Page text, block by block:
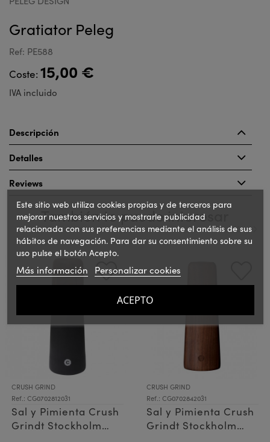
Gratiator Peleg
Ref: PE588
Coste: 15,00 €
IVA incluido
Descripción
Detalles
Reviews
También te puede interesar
CRUSH GRIND
Ref.: CG0702812031
Sal y Pimienta Crush
Grindt Stockholm
CRUSH GRIND
Ref.: CG0702842031
Sal y Pimienta Crush
Grindt Stockholm
Este sitio web utiliza cookies propias y de terceros para
mejorar nuestros servicios y mostrarle publicidad
relacionada con sus preferencias mediante el análisis de sus
hábitos de navegación. Para dar su consentimiento sobre su
uso pulse el botón Acepto.
Más información Personalizar cookies
ACEPTO